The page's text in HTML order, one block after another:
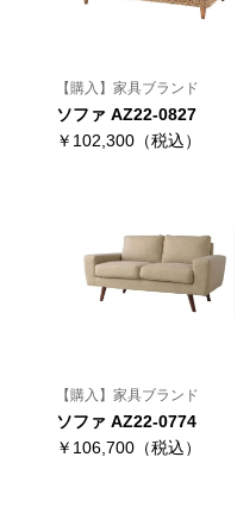
【購入】家具ブランド
ソファ AZ22-0827
￥102,300（税込）
【購入】家具ブランド
ソファ AZ22-0774
￥106,700（税込）